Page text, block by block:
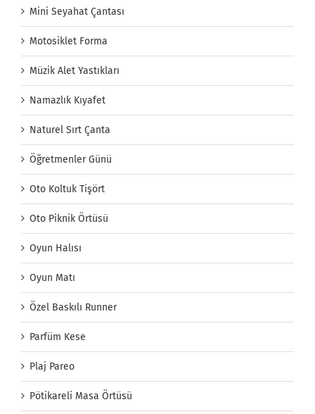
Mini Seyahat Çantası
Motosiklet Forma
Müzik Alet Yastıkları
Namazlık Kıyafet
Naturel Sırt Çanta
Öğretmenler Günü
Oto Koltuk Tişört
Oto Piknik Örtüsü
Oyun Halısı
Oyun Matı
Özel Baskılı Runner
Parfüm Kese
Plaj Pareo
Pötikareli Masa Örtüsü